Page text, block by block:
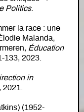
Politics.
la race : une
Malanda,
Éducation
133, 2023.
in
(1952-